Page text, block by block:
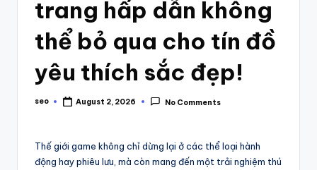
trang hấp dẫn không
thể bỏ qua cho tín đồ
yêu thích sắc đẹp!
Posted
seo August 2, 2026 No Comments
Thế giới game không chỉ dừng lại ở các thể loại hành
động hay phiêu lưu, mà còn mang đến một trải nghiệm thú